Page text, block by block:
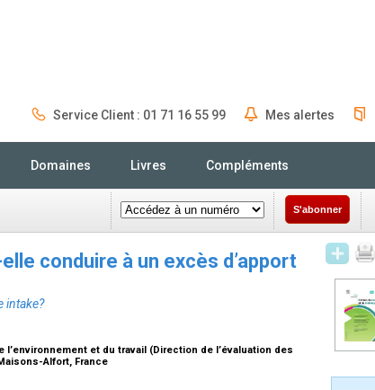
Service Client : 01 71 16 55 99 Mes alertes
Domaines Livres Compléments
S'abonner
conduire à un excès d’apport
intake?
et du travail (Direction de l’évaluation des
Alfort, France